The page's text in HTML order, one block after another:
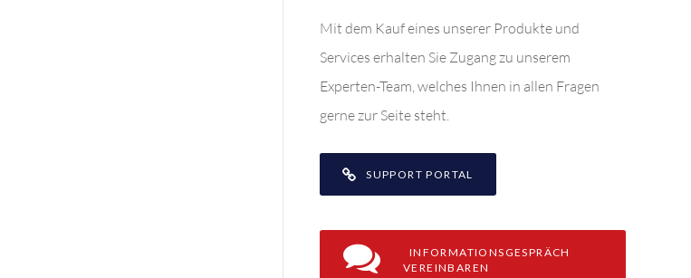
Mit dem Kauf eines unserer Produkte und
Services erhalten Sie Zugang zu unserem
Experten-Team, welches Ihnen in allen Fragen
gerne zur Seite steht.
SUPPORT PORTAL
INFORMATIONSGESPRÄCH
VEREINBAREN